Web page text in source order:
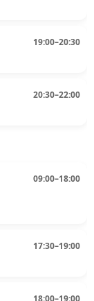
19:00–20:30
20:30–22:00
09:00–18:00
17:30–19:00
18:00–19:00